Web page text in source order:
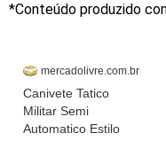
*Conteúdo produzido
mercadolivre.com.br
Canivete Tatico
Militar Semi
Automatico Estilo